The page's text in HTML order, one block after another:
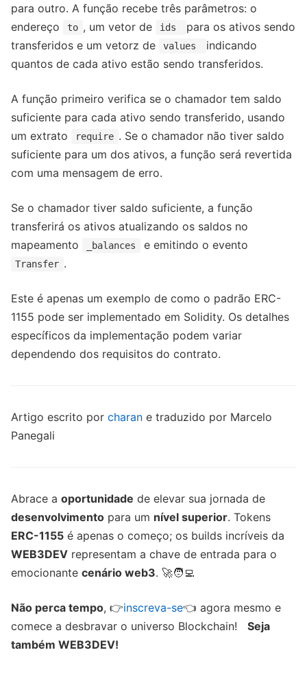
para outro. A função recebe três parâmetros: o
endereço
to , um vetor de ids
para os ativos sendo
transferidos e um vetorz de
values
indicando
quantos de cada ativo estão sendo transferidos.
A função primeiro verifica se o chamador tem saldo
suficiente para cada ativo sendo transferido, usando
um extrato
require . Se o chamador não tiver saldo
suficiente para um dos ativos, a função será revertida
com uma mensagem de erro.
Se o chamador tiver saldo suficiente, a função
transferirá os ativos atualizando os saldos no
mapeamento
_balances e emitindo o evento
Transfer .
Este é apenas um exemplo de como o padrão ERC-
1155 pode ser implementado em Solidity. Os detalhes
específicos da implementação podem variar
dependendo dos requisitos do contrato.
Artigo escrito por charan e traduzido por Marcelo
Panegali
Abrace a oportunidade de elevar sua jornada de
desenvolvimento para um nível superior. Tokens
ERC-1155 é apenas o começo; os builds incríveis da
WEB3DEV representam a chave de entrada para o
emocionante cenário web3. 🚀🧑‍💻
Não perca tempo, 👉inscreva-se👈 agora mesmo e
comece a desbravar o universo Blockchain! Seja
também WEB3DEV!